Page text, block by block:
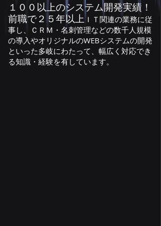
１００以上のシステム開発実績！
前職で２５年以上ＩＴ関連の業務に従
事し、ＣＲＭ・名刺管理などの数千人規模
の導入やオリジナルのWEBシステムの​開発
といった多岐にわたって、幅広く対応でき
る知識・経験を有しています。